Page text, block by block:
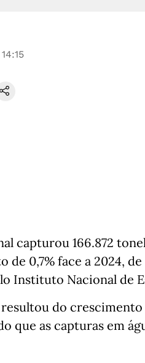
capturou 166.872
de 0,7% face a 2024,
Instituto Nacional de
do
que as capturas em